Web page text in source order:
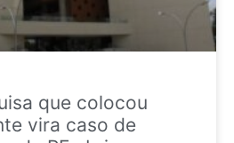
que colocou
vira caso de